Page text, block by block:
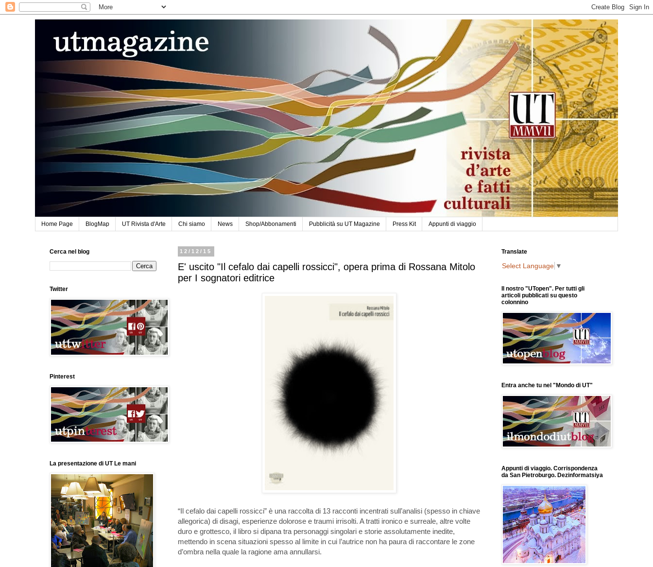
Home Page BlogMap UT Rivista d'Arte Chi siamo News Shop/Abbonamenti Pubblicità su UT Magazine Press Kit Appunti di viaggio
12/12/15
E' uscito "Il cefalo dai capelli rossicci", opera prima di Rossana Mitolo
per I sognatori editrice
“Il cefalo dai capelli rossicci” è una raccolta di 13 racconti incentrati sull’analisi (spesso in chiave
allegorica) di disagi, esperienze dolorose e traumi irrisolti. A tratti ironico e surreale, altre volte
duro e grottesco, il libro si dipana tra personaggi singolari e storie assolutamente inedite,
mettendo in scena situazioni spesso al limite in cui l’autrice non ha paura di raccontare le zone
d’ombra nella quale la ragione ama annullarsi.
Cerca nel blog
Twitter
Pinterest
La presentazione di UT Le mani
Translate
Select Language ▼
Il nostro "UTopen". Per tutti gli
articoli pubblicati su questo
colonnino
Entra anche tu nel "Mondo di UT"
Appunti di viaggio. Corrispondenza
da San Pietroburgo. Dezinformatsiya